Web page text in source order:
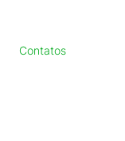
Contatos